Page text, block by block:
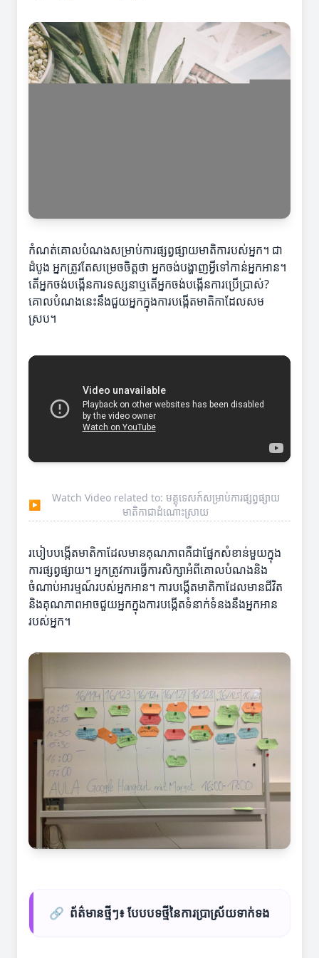
កំណត់គោលបំណងសម្រាប់ការផ្សព្វផ្សាយមាតិការបស់អ្នក។ ជា
ដំបូង អ្នកត្រូវតែសម្រេចចិត្តថា អ្នកចង់បង្ហាញអ្វីទៅកាន់អ្នកអាន។
តើអ្នកចង់បង្កើនការទស្សនាឬតើអ្នកចង់បង្កើនការប្រើប្រាស់?
គោលបំណងនេះនឹងជួយអ្នកក្នុងការបង្កើតមាតិកាដែលសម
ស្រប។
▶
Watch Video related to: មគ្គុទេសក៍សម្រាប់ការផ្សព្វផ្សាយ
មាតិកាជាដំណោះស្រាយ
របៀបបង្កើតមាតិកាដែលមានគុណភាពគឺជាផ្នែកសំខាន់មួយក្នុង
ការផ្សព្វផ្សាយ។ អ្នកត្រូវការធ្វើការសិក្សាអំពីគោលបំណងនិង
ចំណាប់អារម្មណ៍របស់អ្នកអាន។ ការបង្កើតមាតិកាដែលមានជីវិត
និងគុណភាពអាចជួយអ្នកក្នុងការបង្កើតទំនាក់ទំនងនឹងអ្នកអាន
របស់អ្នក។
🔗 ព័ត៌មានថ្មីៗ៖ បែបបទថ្មីនៃការប្រាស្រ័យទាក់ទង